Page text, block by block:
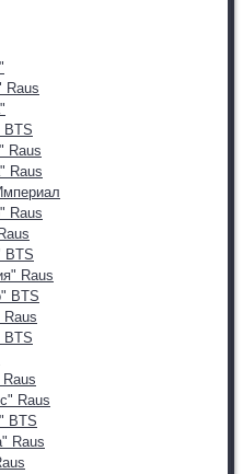
Raus
BTS
Raus
Raus
Raus
BTS
Raus
BTS
Raus
BTS
Raus
BTS
Raus